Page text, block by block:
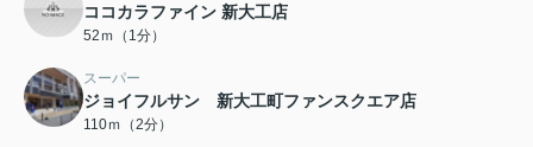
ココカラファイン 新大工店
52ｍ（1分）
スーパー
ジョイフルサン 新大工町ファンスクエア店
110ｍ（2分）